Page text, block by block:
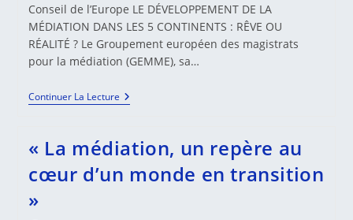
Conseil de l’Europe LE DÉVELOPPEMENT DE LA
MÉDIATION DANS LES 5 CONTINENTS : RÊVE OU
RÉALITÉ ? Le Groupement européen des magistrats
pour la médiation (GEMME), sa…
Continuer La LectureIXes
Assises
La
Médiation
« La médiation, un repère au
cœur d’un monde en transition
»